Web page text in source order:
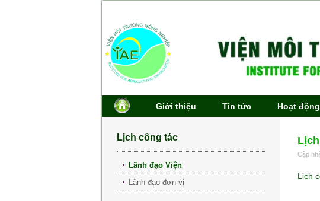
Giới thiệu Tin tức Hoạt
Lịch công tác
Lãnh đạo Viện
Lãnh đạo đơn vị
Cập
Lịch